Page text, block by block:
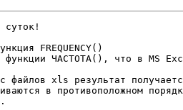
суток!
FREQUENCY()
функции ЧАСТОТА(), что в MS
xls результат
в противоположном